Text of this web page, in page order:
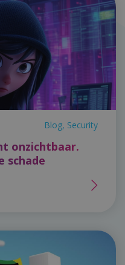
Blog, Security
onzichtbaar.
schade